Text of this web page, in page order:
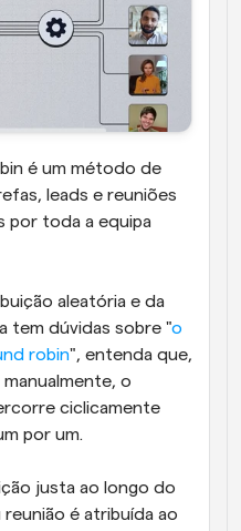
é um método de
leads e reuniões
por toda a equipa
aleatória e da
tem dúvidas sobre "o
robin", entenda que,
o
ciclicamente
por um.
justa ao longo do
é atribuída ao